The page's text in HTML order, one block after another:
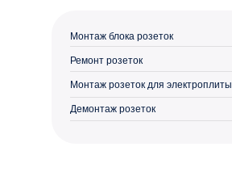
Монтаж блока розеток
Ремонт розеток
Монтаж розеток для электроплиты
Демонтаж розеток